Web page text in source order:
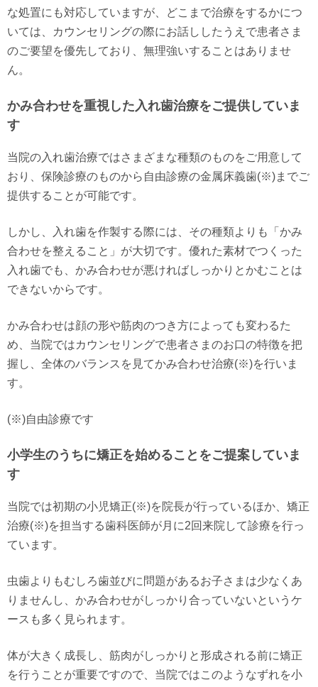
な処置にも対応していますが、どこまで治療をするかにつ
いては、カウンセリングの際にお話ししたうえで患者さま
のご要望を優先しており、無理強いすることはありませ
ん。
かみ合わせを重視した入れ歯治療をご提供していま
す
当院の入れ歯治療ではさまざまな種類のものをご用意して
おり、保険診療のものから自由診療の金属床義歯(※)までご
提供することが可能です。
しかし、入れ歯を作製する際には、その種類よりも「かみ
合わせを整えること」が大切です。優れた素材でつくった
入れ歯でも、かみ合わせが悪ければしっかりとかむことは
できないからです。
かみ合わせは顔の形や筋肉のつき方によっても変わるた
め、当院ではカウンセリングで患者さまのお口の特徴を把
握し、全体のバランスを見てかみ合わせ治療(※)を行いま
す。
(※)自由診療です
小学生のうちに矯正を始めることをご提案していま
す
当院では初期の小児矯正(※)を院長が行っているほか、矯正
治療(※)を担当する歯科医師が月に2回来院して診療を行っ
ています。
虫歯よりもむしろ歯並びに問題があるお子さまは少なくあ
りませんし、かみ合わせがしっかり合っていないというケ
ースも多く見られます。
体が大きく成長し、筋肉がしっかりと形成される前に矯正
を行うことが重要ですので、当院ではこのようなずれを小